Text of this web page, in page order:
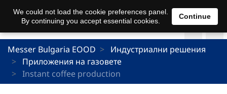
Messer Bulgaria EOOD
Индустриални решения
Приложения на газовете
Instant coffee production
We could not load the cookie preferences panel.
By continuing you accept essential cookies.
Continue